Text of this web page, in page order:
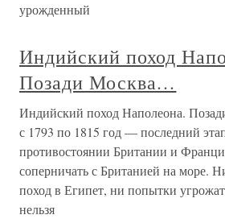
урожденный
Индийский поход
Позади Москва…
Индийский поход Наполеона.
с 1793 по 1815 год — последний
противостоянии Британии и
соперничать с Британией на море.
поход в Египет, ни попытки
нельзя